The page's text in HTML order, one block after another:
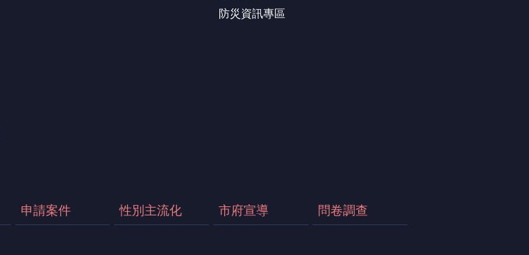
防災資訊專區
申請案件 性別主流化 市府宣導 問卷調查